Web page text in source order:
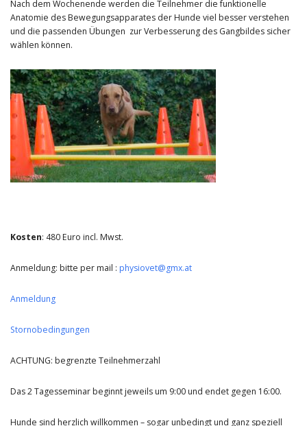
Nach dem Wochenende werden die Teilnehmer die funktionelle
Anatomie des Bewegungsapparates der Hunde viel besser verstehen
und die passenden Übungen zur Verbesserung des Gangbildes sicher
wählen können.
Kosten: 480 Euro incl. Mwst.
Anmeldung: bitte per mail : physiovet@gmx.at
Anmeldung
Stornobedingungen
ACHTUNG: begrenzte Teilnehmerzahl
Das 2 Tagesseminar beginnt jeweils um 9:00 und endet gegen 16:00.
Hunde sind herzlich willkommen – sogar unbedingt und ganz speziell